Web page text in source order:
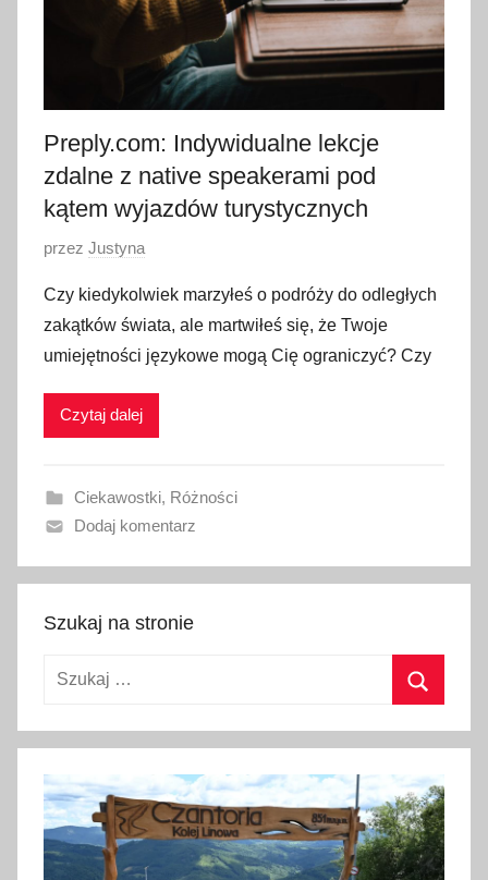
Preply.com: Indywidualne lekcje
zdalne z native speakerami pod
kątem wyjazdów turystycznych
O
u
b
l
i
a
n
2
4
c
2
0
2
przez Justyna
Czy kiedykolwiek marzyłeś o podróży do odległych
zakątków świata, ale martwiłeś się, że Twoje
umiejętności językowe mogą Cię ograniczyć? Czy
Czytaj dalej
Ciekawostki, Różności
Dodaj komentarz
Szukaj na stronie
Szukaj: